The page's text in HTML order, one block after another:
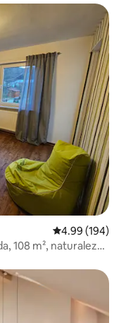
Calificación
4.99 (194)
108 m², naturaleza